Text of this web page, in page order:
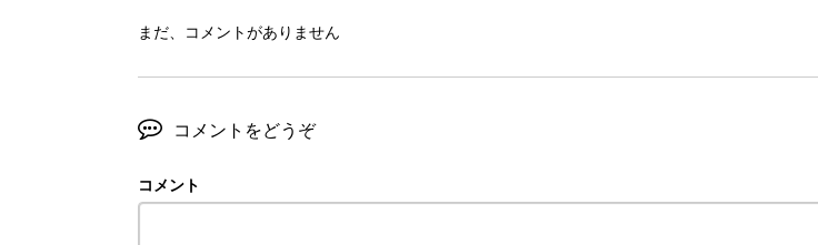
まだ、コメントがありません
コメントをどうぞ
コメント